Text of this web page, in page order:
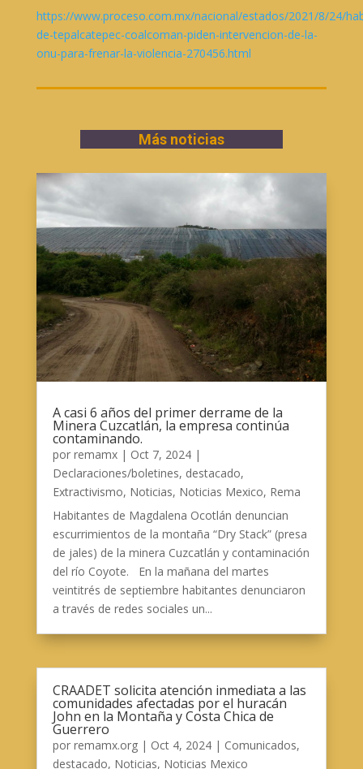
https://www.proceso.com.mx/nacional/estados/2021/8/24/
de-tepalcatepec-coalcoman-piden-intervencion-de-la-
onu-para-frenar-la-violencia-270456.html
Más noticias
A casi 6 años del primer derrame de la
Minera Cuzcatlán, la empresa continúa
contaminando.
por remamx| Oct 7, 2024|
Declaraciones/boletines, destacado,
Extractivismo, Noticias, Noticias Mexico, Rema
Habitantes de Magdalena Ocotlán denuncian
escurrimientos de la montaña “Dry Stack” (presa
de jales) de la minera Cuzcatlán y contaminación
del río Coyote. En la mañana del martes
veintitrés de septiembre habitantes denunciaron
a través de redes sociales un...
CRAADET solicita atención inmediata a las
comunidades afectadas por el huracán
John en la Montaña y Costa Chica de
Guerrero
por remamx.org| Oct 4, 2024| Comunicados,
destacado, Noticias, Noticias Mexico